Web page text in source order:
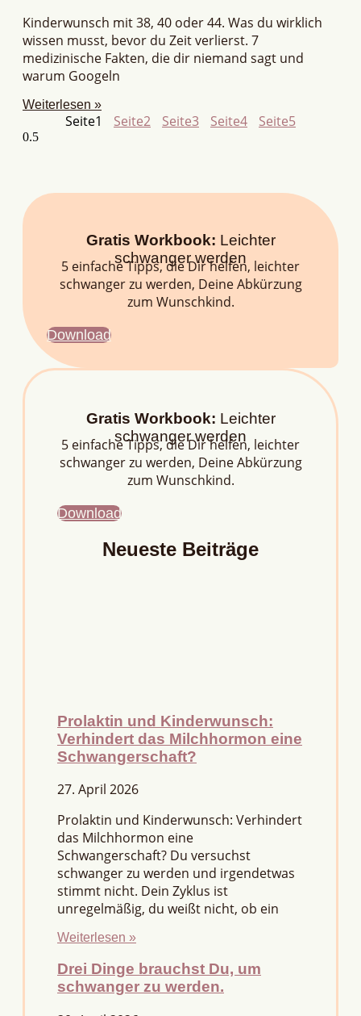
Kinderwunsch mit 38, 40 oder 44. Was du wirklich
wissen musst, bevor du Zeit verlierst. 7
medizinische Fakten, die dir niemand sagt und
warum Googeln
Weiterlesen »
Seite1 Seite2 Seite3 Seite4 Seite5
Gratis Workbook: Leichter
schwanger werden
5 einfache Tipps, die Dir helfen, leichter
schwanger zu werden, Deine Abkürzung
zum Wunschkind.
Download
Gratis Workbook: Leichter
schwanger werden
5 einfache Tipps, die Dir helfen, leichter
schwanger zu werden, Deine Abkürzung
zum Wunschkind.
Download
Neueste Beiträge
Prolaktin und Kinderwunsch:
Verhindert das Milchhormon eine
Schwangerschaft?
27. April 2026
Prolaktin und Kinderwunsch: Verhindert
das Milchhormon eine
Schwangerschaft? Du versuchst
schwanger zu werden und irgendetwas
stimmt nicht. Dein Zyklus ist
unregelmäßig, du weißt nicht, ob ein
Weiterlesen »
Drei Dinge brauchst Du, um
schwanger zu werden.